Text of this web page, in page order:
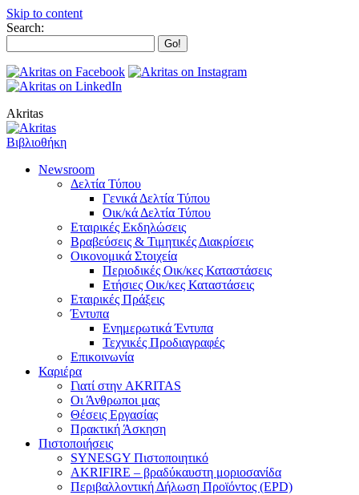
Skip to content
Search:
Akritas
Βιβλιοθήκη
Newsroom
Δελτία Τύπου
Γενικά Δελτία Τύπου
Οικ/κά Δελτία Τύπου
Εταιρικές Εκδηλώσεις
Βραβεύσεις & Τιμητικές Διακρίσεις
Οικονομικά Στοιχεία
Περιοδικές Οικ/κες Καταστάσεις
Ετήσιες Οικ/κες Καταστάσεις
Εταιρικές Πράξεις
Έντυπα
Ενημερωτικά Έντυπα
Τεχνικές Προδιαγραφές
Επικοινωνία
Καριέρα
Γιατί στην AKRITAS
Οι Άνθρωποι μας
Θέσεις Εργασίας
Πρακτική Άσκηση
Πιστοποιήσεις
SYNESGY Πιστοποιητικό
AKRIFIRE – βραδύκαυστη μοριοσανίδα
Περιβαλλοντική Δήλωση Προϊόντος (EPD)